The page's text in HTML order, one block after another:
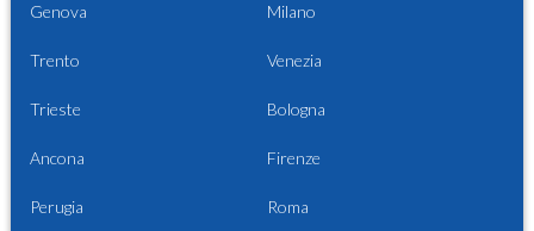
Genova Milano
Trento Venezia
Trieste Bologna
Ancona Firenze
Perugia Roma